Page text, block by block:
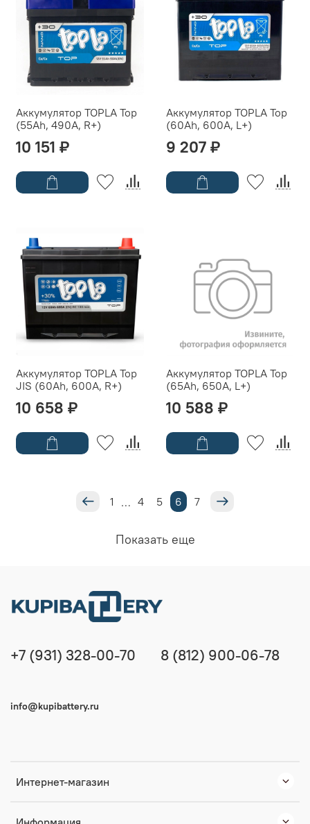
Аккумулятор TOPLA Top
(55Ah, 490A, R+)
10 151 ₽
Аккумулятор TOPLA Top
(60Ah, 600A, L+)
9 207 ₽
Аккумулятор TOPLA Top
JIS (60Ah, 600A, R+)
10 658 ₽
Аккумулятор TOPLA Top
(65Ah, 650A, L+)
10 588 ₽
1 … 4 5 6 7
Показать еще
Интернет-магазин
+7 (931) 328-00-70 8 (812) 900-06-78
info@kupibattery.ru